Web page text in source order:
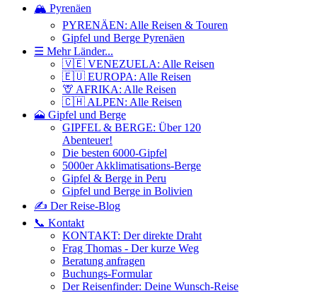
🏔️ Pyrenäen
PYRENÄEN: Alle Reisen & Touren
Gipfel und Berge Pyrenäen
☰ Mehr Länder...
🇻🇪 VENEZUELA: Alle Reisen
🇪🇺 EUROPA: Alle Reisen
🦒 AFRIKA: Alle Reisen
🇨🇭 ALPEN: Alle Reisen
🗻 Gipfel und Berge
GIPFEL & BERGE: Über 120
Abenteuer!
Die besten 6000-Gipfel
5000er Akklimatisations-Berge
Gipfel & Berge in Peru
Gipfel und Berge in Bolivien
✍️ Der Reise-Blog
📞 Kontakt
KONTAKT: Der direkte Draht
Frag Thomas - Der kurze Weg
Beratung anfragen
Buchungs-Formular
Der Reisenfinder: Deine Wunsch-Reise